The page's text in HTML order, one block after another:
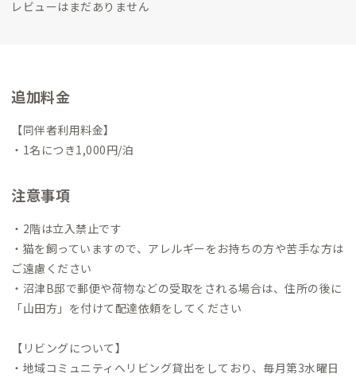
レビューはまだありません
追加料金
【同伴者利用料金】
・1名につき1,000円/泊
注意事項
・2階は立入禁止です
・猫を飼っていますので、アレルギーをお持ちの方や苦手な方は
ご遠慮ください
・沼津B邸で郵便や荷物などの受取をされる場合は、住所の後に
「山田方」を付けて配達依頼をしてください
【リビングについて】
・地域コミュニティへリビング貸出をしており、毎月第3水曜日